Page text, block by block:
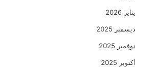
يناير 2026
ديسمبر 2025
نوفمبر 2025
أكتوبر 2025